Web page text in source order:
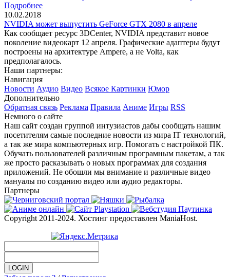
Подробнее
10.02.2018
NVIDIA может выпустить GeForce GTX 2080 в апреле
Как сообщает ресурс 3DCenter, NVIDIA представит новое
поколение видеокарт 12 апреля. Графические адаптеры будут
построены на архитектуре Ampere, а не Volta, как
предполагалось.
Наши партнеры:
Навигация
Новости Аудио Видео Всякое Картинки Юмор
Дополнительно
Обратная связь Реклама Правила Аниме Игры RSS
Немного о сайте
Наш сайт создан группой интузиастов дабы сообщать нашим
посетителям самые последние новости из мира IT технологий,
а так же мира компьютерных игр. Помогать с настройкой ПК.
Обучать пользователей различным програмным пакетам, а так
же просто расказывать о новых программах для создания
приложений. Не обошли мы внимание и различные видео
мануалы по созданию видео или аудио редакторы.
Партнеры
Copyright 2011-2024. Хостинг предоставлен ManiaHost.